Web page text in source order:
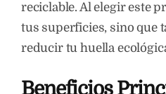
reciclable. Al elegir este
tus superficies, sino que
reducir tu huella
Beneficios